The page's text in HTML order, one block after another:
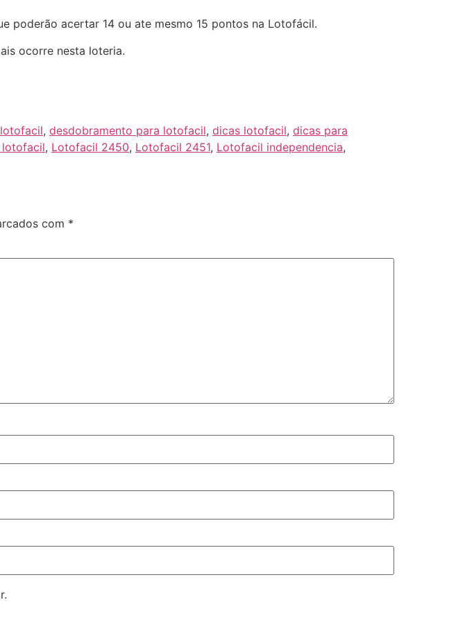
poderão acertar 14 ou ate mesmo 15 pontos na Lotofácil.
ocorre nesta loteria.
, desdobramento para lotofacil, dicas lotofacil, dicas para
lotofacil, Lotofacil 2450, Lotofacil 2451, Lotofacil independencia,
com *